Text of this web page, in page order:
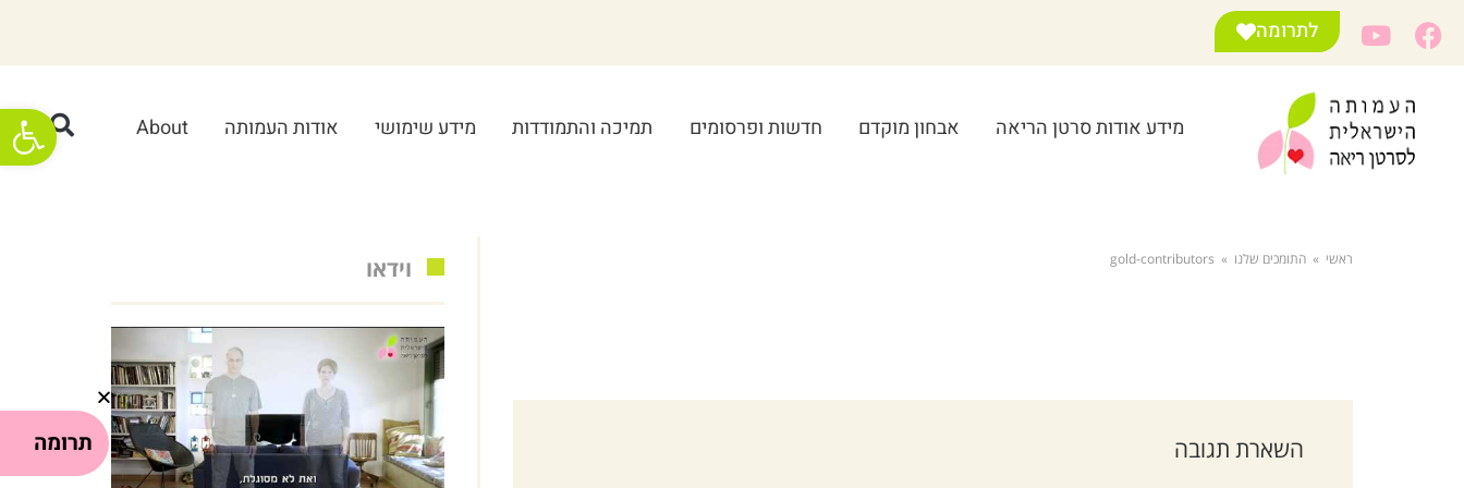
פתח
לתרומה
מידע אודות סרטן הריאה אבחון מוקדם חדשות ופרסומים תמיכה והתמודדות מידע שימושי אודות העמותה About
ראשי » התומכים שלנו »
gold-contributors
השארת תגובה
וידאו
תרומה